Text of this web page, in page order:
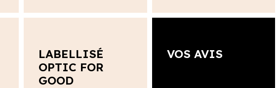
LABELLISÉ
OPTIC FOR
GOOD
VOS AVIS